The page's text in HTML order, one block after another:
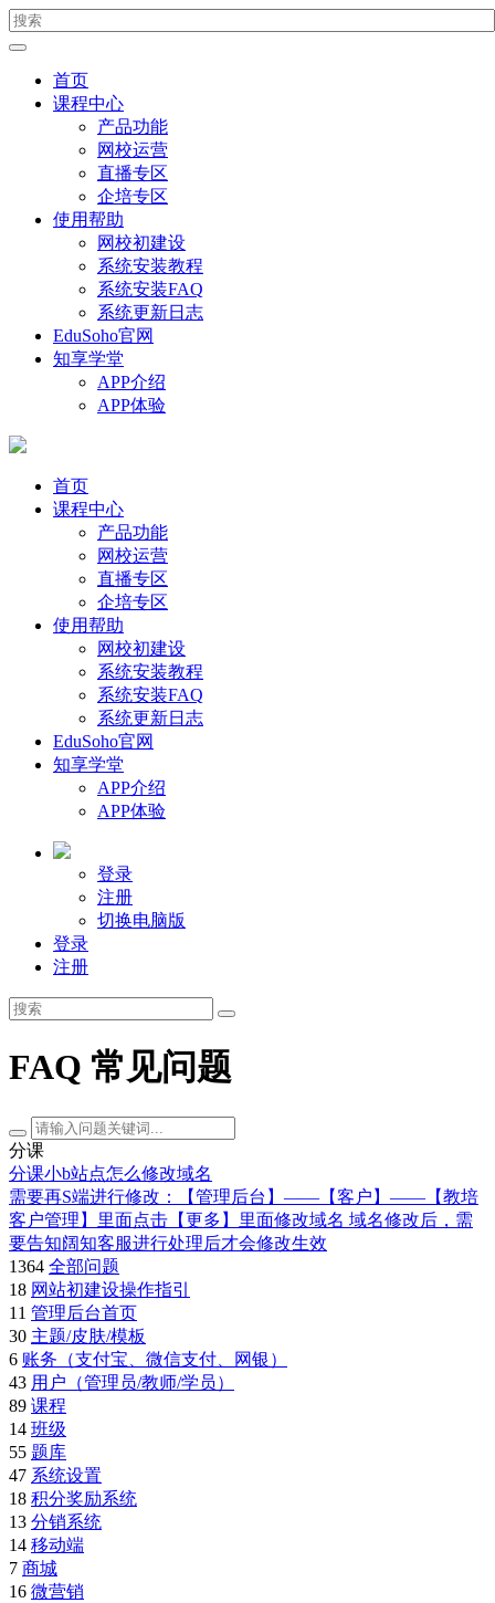
首页
课程中心
产品功能
网校运营
直播专区
企培专区
使用帮助
网校初建设
系统安装教程
系统安装FAQ
系统更新日志
EduSoho官网
知享学堂
APP介绍
APP体验
首页
课程中心
产品功能
网校运营
直播专区
企培专区
使用帮助
网校初建设
系统安装教程
系统安装FAQ
系统更新日志
EduSoho官网
知享学堂
APP介绍
APP体验
登录
注册
切换电脑版
登录
注册
FAQ 常见问题
分课
分课小b站点怎么修改域名
需要再S端进行修改：【管理后台】——【客户】——【教培
客户管理】里面点击【更多】里面修改域名 域名修改后，需
要告知阔知客服进行处理后才会修改生效
1364 全部问题
18 网站初建设操作指引
11 管理后台首页
30 主题/皮肤/模板
6 账务（支付宝、微信支付、网银）
43 用户（管理员/教师/学员）
89 课程
14 班级
55 题库
47 系统设置
18 积分奖励系统
13 分销系统
14 移动端
7 商城
16 微营销